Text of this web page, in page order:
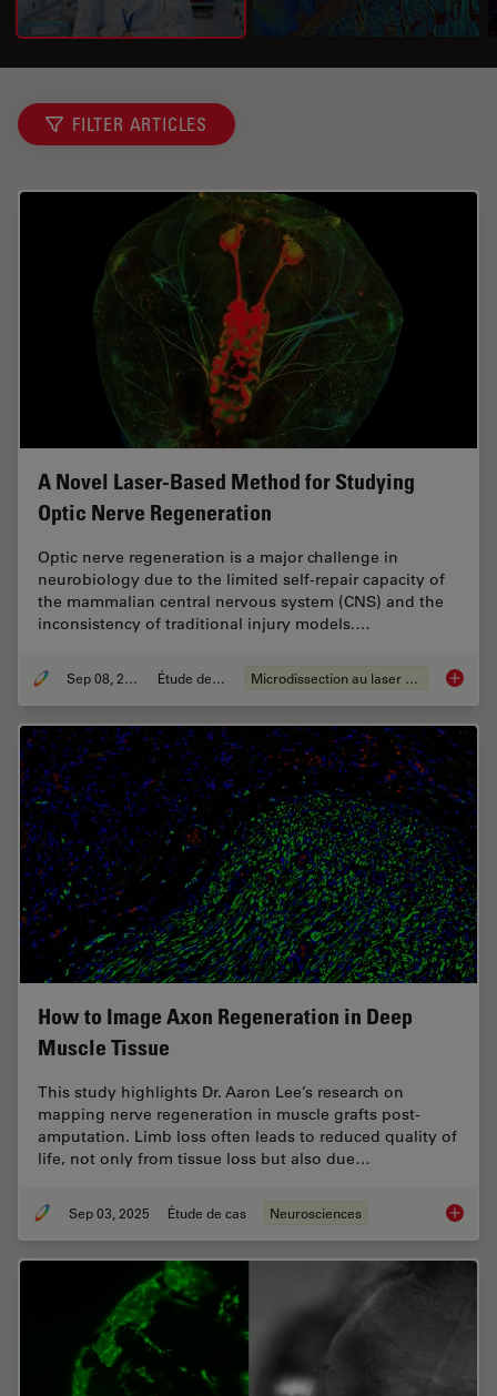
FILTER ARTICLES
A Novel Laser-Based Method for Studying
Optic Nerve Regeneration
Optic nerve regeneration is a major challenge in
neurobiology due to the limited self-repair capacity of
the mammalian central nervous system (CNS) and the
inconsistency of traditional injury models.…
Sep 08, 2025 Étude de cas Microdissection au laser (LMD) A
How to Image Axon Regeneration in Deep
Muscle Tissue
This study highlights Dr. Aaron Lee’s research on
mapping nerve regeneration in muscle grafts post-
amputation. Limb loss often leads to reduced quality of
life, not only from tissue loss but also due…
Sep 03, 2025 Étude de cas Neurosciences How to